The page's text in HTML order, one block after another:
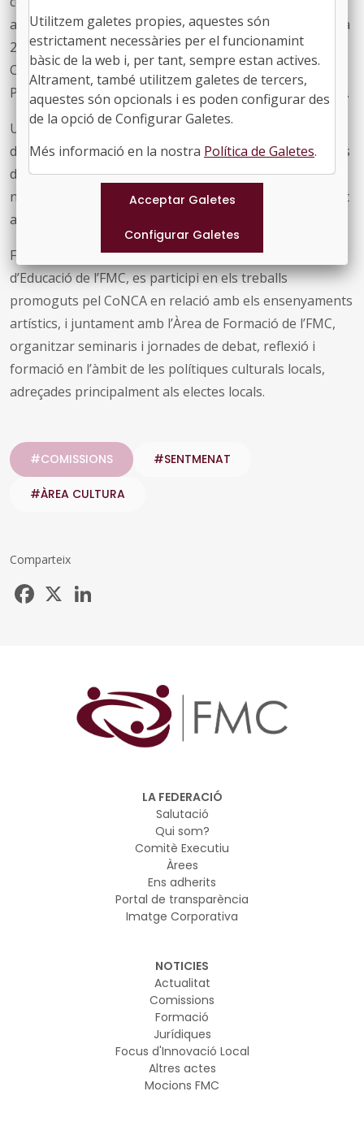
ajuntaments, donar suport a la campanya Actua Cultura
2% i participar, juntament amb el Departament de
Cultura, en la gestió de les Jornades Europees de
Patrimoni que se celebren cada any el mes de setembre.
Un aspecte rellevant que s’ha acordat és el seguiment
dels acords i convenis signats per l’FMC amb les entitats
de gestió de drets d’autor i avançar amb les
negociacions amb AGEDI, de la qual s’ha informat l’estat
actual.
Finalment, s’ha acordat que, conjuntament amb l'Àrea
d’Educació de l’FMC, es participi en els treballs
promoguts pel CoNCA en relació amb els ensenyaments
artístics, i juntament amb l’Àrea de Formació de l’FMC,
organitzar seminaris i jornades de debat, reflexió i
formació en l’àmbit de les polítiques culturals locals,
adreçades principalment als electes locals.
#COMISSIONS #SENTMENAT
#ÀREA CULTURA
Comparteix
Facebook
LA FEDERACIÓ
Salutació
Qui som?
Comitè Executiu
Àrees
Ens adherits
Portal de transparència
Imatge Corporativa
NOTICIES
Actualitat
Comissions
Formació
Jurídiques
Focus d'Innovació Local
Altres actes
Mocions FMC
Utilitzem galetes propies, aquestes són
estrictament necessàries per el funcionamint
bàsic de la web i, per tant, sempre estan actives.
Altrament, també utilitzem galetes de tercers,
aquestes són opcionals i es poden configurar des
de la opció de Configurar Galetes.
Més informació en la nostra Política de Galetes.